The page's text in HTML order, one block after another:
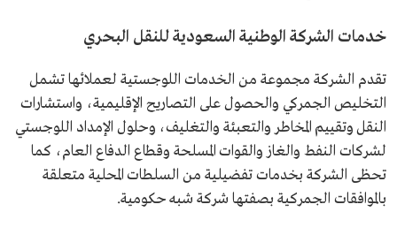
خدمات الشركة الوطنية السعودية للنقل البحري
تقدم الشركة مجموعة من الخدمات اللوجستية لعملائها تشمل
التخليص الجمركي والحصول على التصاريح الإقليمية، واستشارات
النقل وتقييم المخاطر والتعبئة والتغليف، وحلول الإمداد اللوجستي
لشركات النفط والغاز والقوات المسلحة وقطاع الدفاع العام، كما
تحظى الشركة بخدمات تفضيلية من السلطات المحلية متعلقة
بالموافقات الجمركية بصفتها شركة شبه حكومية.